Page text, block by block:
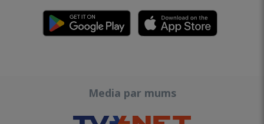
Media par mums